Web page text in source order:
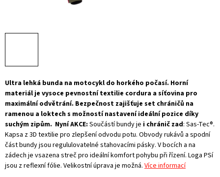
Ultra lehká bunda na motocykl do horkého počasí. Horní
materiál je vysoce pevnostní textilie cordura a síťovina pro
maximální odvětrání. Bezpečnost zajišťuje set chráničů na
ramenou a loktech s možností nastavení ideální pozice díky
suchým zipům. Nyní AKCE: Součástí bundy je i chránič zad: Sas-Tec®.
Kapsa z 3D textilie pro zlepšení odvodu potu. Obvody rukávů a spodní
část bundy jsou regululovatelné stahovacími pásky. V bocích a na
zádech je vsazena streč pro ideální komfort pohybu při řízení. Loga PSí
jsou z reflexní fólie. Velikostní úprava je možná. Více informací